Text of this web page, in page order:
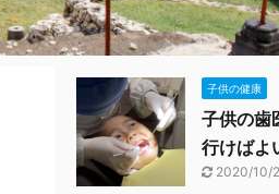
子供の健康
子供の歯
行けばよ
2020/10/